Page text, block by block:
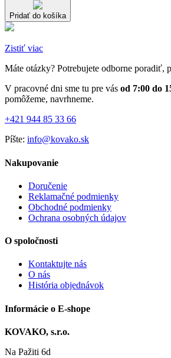
Pridať do košíka
Zistiť viac
Máte otázky? Potrebujete odborne poradiť,
V pracovné dni sme tu pre vás od 7:00 do
pomôžeme, navrhneme.
+421 944 85 33 66
Píšte: info@kovako.sk
Nakupovanie
Doručenie
Reklamačné podmienky
Obchodné podmienky
Ochrana osobných údajov
O spoločnosti
Kontaktujte nás
O nás
História objednávok
Informácie o E-shope
KOVAKO, s.r.o.
Na Pažiti 6d